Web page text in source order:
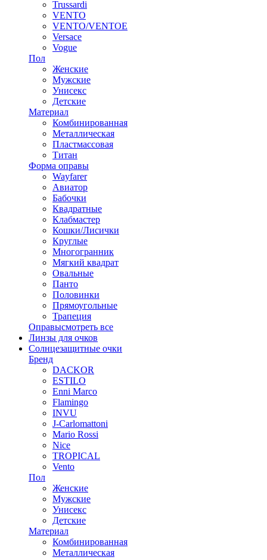
Trussardi
VENTO
VENTO/VENTOE
Versace
Vogue
Пол
Женские
Мужские
Унисекс
Детские
Материал
Комбинированная
Металлическая
Пластмассовая
Титан
Форма оправы
Wayfarer
Авиатор
Бабочки
Квадратные
Клабмастер
Кошки/Лисички
Круглые
Многогранник
Мягкий квадрат
Овальные
Панто
Половинки
Прямоугольные
Трапеция
Оправысмотреть все
Линзы для очков
Солнцезащитные очки
Бренд
DACKOR
ESTILO
Enni Marco
Flamingo
INVU
J-Carlomattoni
Mario Rossi
Nice
TROPICAL
Vento
Пол
Женские
Мужские
Унисекс
Детские
Материал
Комбинированная
Металлическая